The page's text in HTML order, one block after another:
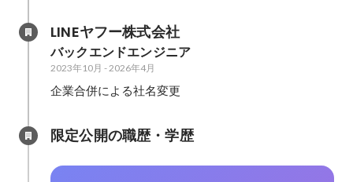
LINEヤフー株式会社
バックエンドエンジニア
2023年10月 -2026年4月
企業合併による社名変更
限定公開の職歴・学歴